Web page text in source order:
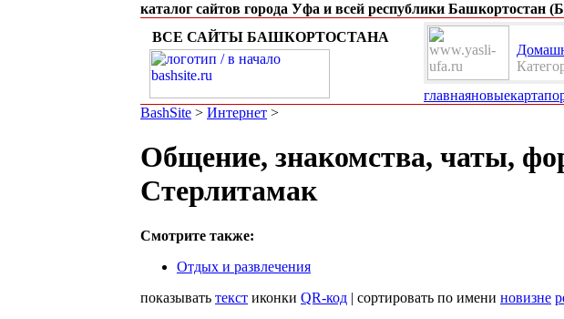
каталог сайтов города Уфа и всей республики Башкортостан
ВСЕ САЙТЫ БАШКОРТОСТАНА
главнаяновыекарта
BashSite > Интернет >
Общение, знакомства, чаты,
Стерлитамак
Смотрите также:
Отдых и развлечения
показывать текст иконки QR-код | сортировать по имени новизне